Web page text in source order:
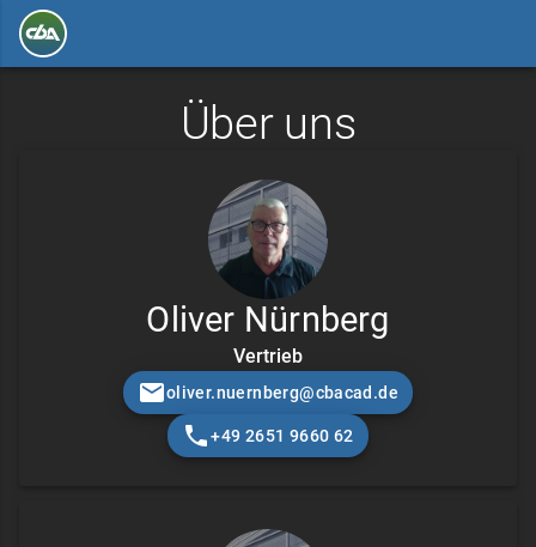
Über uns
Oliver Nürnberg
Vertrieb
oliver.nuernberg@cbacad.de
+49 2651 9660 62